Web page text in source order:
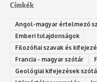
Címkék
Angol-magyar értelmező
Emberi tulajdonságok
Filozófiai szavak és
Francia - magyar szótár
Geológiai kifejezések